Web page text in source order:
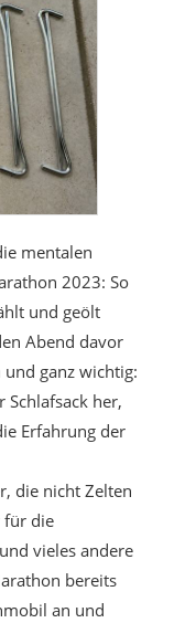
mentalen
2023: So
und geölt
Abend davor
ganz wichtig:
Schlafsack her,
Erfahrung der
die nicht Zelten
für die
vieles andere
bereits
an und